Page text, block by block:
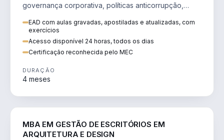
governança corporativa, políticas anticorrupção,
EAD com aulas gravadas, apostiladas e atualizadas, com
exercícios
Acesso disponível 24 horas, todos os dias
Certificação reconhecida pelo MEC
DURAÇÃO
4 meses
MBA EM GESTÃO DE ESCRITÓRIOS EM
ARQUITETURA E DESIGN